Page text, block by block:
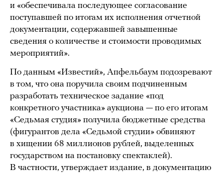
и «обеспечивала последующее согласование
поступавшей по итогам их исполнения отчетной
документации, содержавшей завышенные
сведения о количестве и стоимости проводимых
мероприятий».
По данным «Известий», Апфельбаум подозревают
в том, что она поручила своим подчиненным
разработать техническое задание «под
конкретного участника» аукциона — по его итогам
«Седьмая студия» получила бюджетные средства
(фигурантов дела «Седьмой студии» обвиняют
в хищении 68 миллионов рублей, выделенных
государством на постановку спектаклей).
В частности, утверждает издание, в документацию